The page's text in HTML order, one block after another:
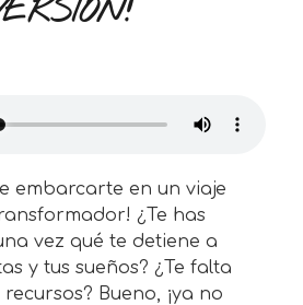
embarcarte en un viaje
¿Te has
vez qué te detiene a
y tus sueños? ¿Te falta
Bueno, ¡ya no